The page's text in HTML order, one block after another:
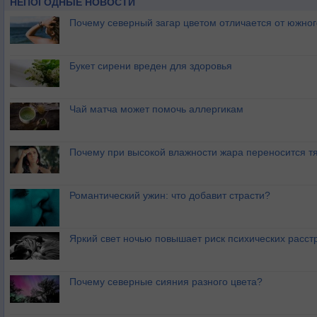
НЕПОГОДНЫЕ НОВОСТИ
Почему северный загар цветом отличается от
Букет сирени вреден для здоровья
Чай матча может помочь аллергикам
Почему при высокой влажности жара переносится
Романтический ужин: что добавит страсти?
Яркий свет ночью повышает риск психических
Почему северные сияния разного цвета?